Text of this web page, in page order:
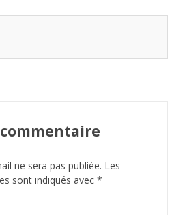
ne sera pas publiée. Les
sont indiqués avec *